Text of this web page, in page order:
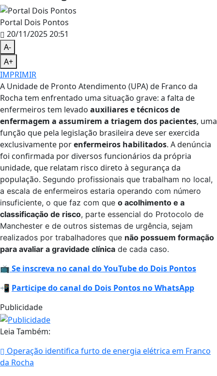
Portal Dois Pontos
20/11/2025 20:51
A-
A+
IMPRIMIR
A Unidade de Pronto Atendimento (UPA) de Franco da
Rocha tem enfrentado uma situação grave: a falta de
enfermeiros tem levado auxiliares e técnicos de
enfermagem a assumirem a triagem dos pacientes, uma
função que pela legislação brasileira deve ser exercida
exclusivamente porenfermeiros habilitados. A denúncia
foi confirmada por diversos funcionários da própria
unidade, que relatam risco direto à segurança da
população. Segundo profissionais que trabalham no local,
a escala de enfermeiros estaria operando com número
insuficiente, o que faz com que o acolhimento e a
classificação de risco, parte essencial do Protocolo de
Manchester e de outros sistemas de urgência, sejam
realizados por trabalhadores que não possuem formação
para avaliar a gravidade clínica de cada caso.
📺 Se inscreva no canal do YouTube do Dois Pontos
📲 Participe do canal do Dois Pontos no WhatsApp
Publicidade
Leia Também:
Operação identifica furto de energia elétrica em Franco
da Rocha